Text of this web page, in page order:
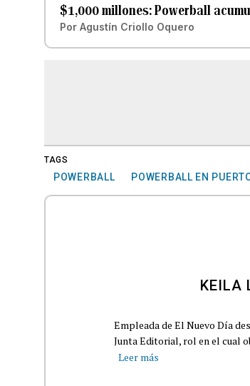
$1,000 millones: Powerball
Por Agustín Criollo Oquero
TAGS
POWERBALL POWERBALL EN
KEILA
Empleada de El Nuevo Día
Junta Editorial, rol en el cual
Leer más